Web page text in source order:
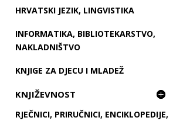
HRVATSKI JEZIK, LINGVISTIKA
INFORMATIKA, BIBLIOTEKARSTVO,
NAKLADNIŠTVO
KNJIGE ZA DJECU I MLADEŽ
KNJIŽEVNOST
RJEČNICI, PRIRUČNICI, ENCIKLOPEDIJE,